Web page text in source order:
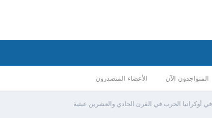
المتواجدون الآن الأعضاء المتصدرون
أوكرانيا الحرب في القرن الحادي والعشرين عبثية